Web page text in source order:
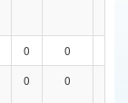
0 0
0 0